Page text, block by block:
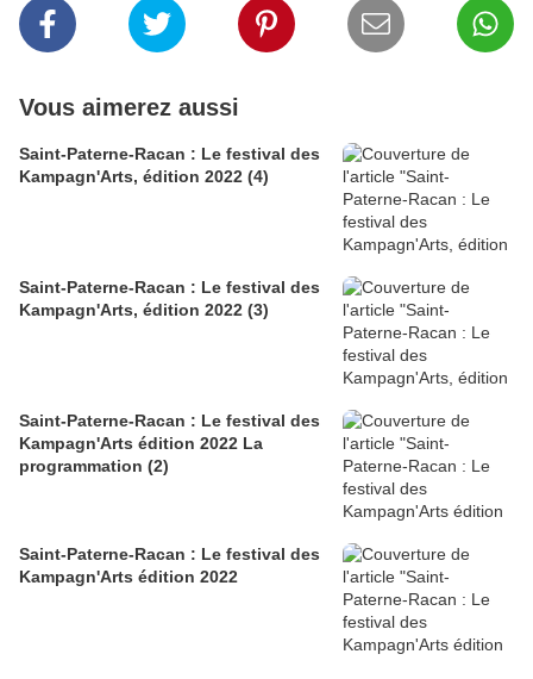
Vous aimerez aussi
Saint-Paterne-Racan : Le festival des
Kampagn'Arts, édition 2022 (4)
Saint-Paterne-Racan : Le festival des
Kampagn'Arts, édition 2022 (3)
Saint-Paterne-Racan : Le festival des
Kampagn'Arts édition 2022 La
programmation (2)
Saint-Paterne-Racan : Le festival des
Kampagn'Arts édition 2022